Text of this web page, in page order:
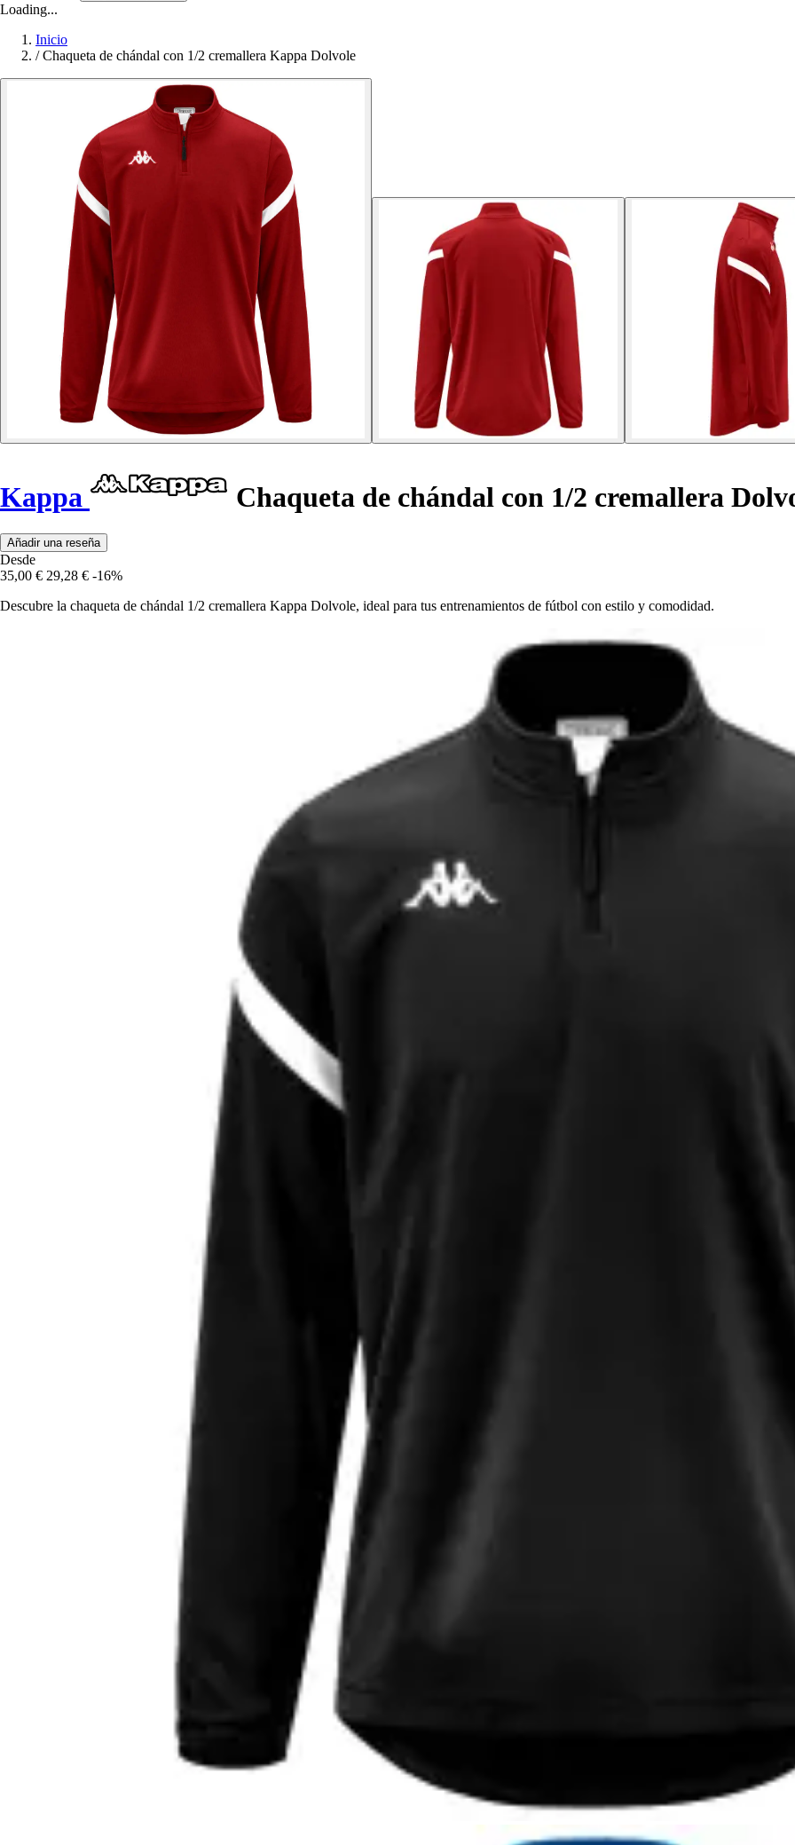
Loading...
Inicio
/ Chaqueta de chándal con 1/2 cremallera Kappa Dolvole
Kappa Chaqueta de chándal con 1/2 cremallera
Añadir una reseña
Desde
35,00 € 29,28 € -16%
Descubre la chaqueta de chándal 1/2 cremallera Kappa Dolvole, ideal para tus entrenamientos de fútbol con estilo y comodidad.